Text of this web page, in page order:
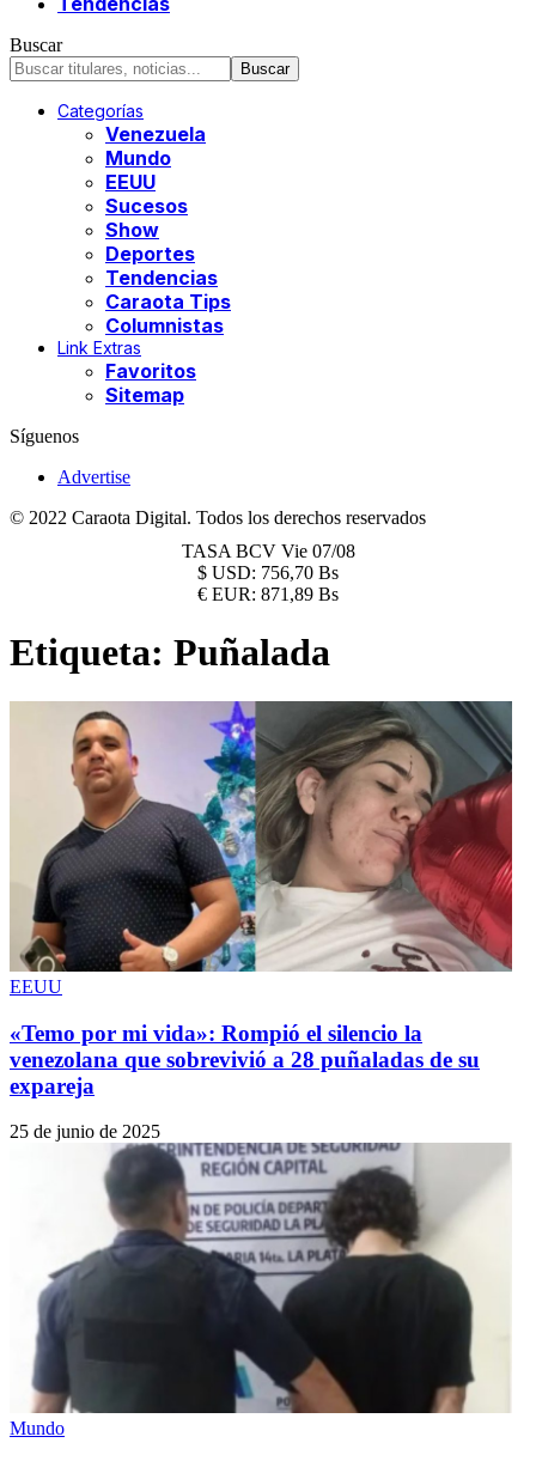
Buscar
Categorías
Venezuela
Mundo
EEUU
Sucesos
Show
Deportes
Tendencias
Caraota Tips
Columnistas
Link Extras
Favoritos
Sitemap
Síguenos
Advertise
© 2022 Caraota Digital. Todos los derechos reservados
TASA BCV Vie 07/08
$ USD: 756,70 Bs
€ EUR: 871,89 Bs
Etiqueta: Puñalada
EEUU
«Temo por mi vida»: Rompió el silencio la
venezolana que sobrevivió a 28 puñaladas de su
expareja
25 de junio de 2025
Mundo